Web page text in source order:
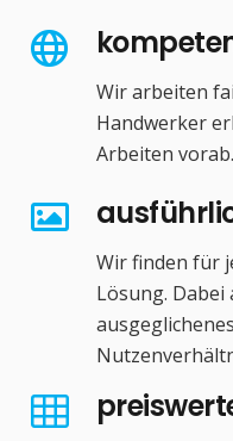
Wir arbeiten
Handwerker
Arbeiten vorab.
Wir finden für
Lösung.